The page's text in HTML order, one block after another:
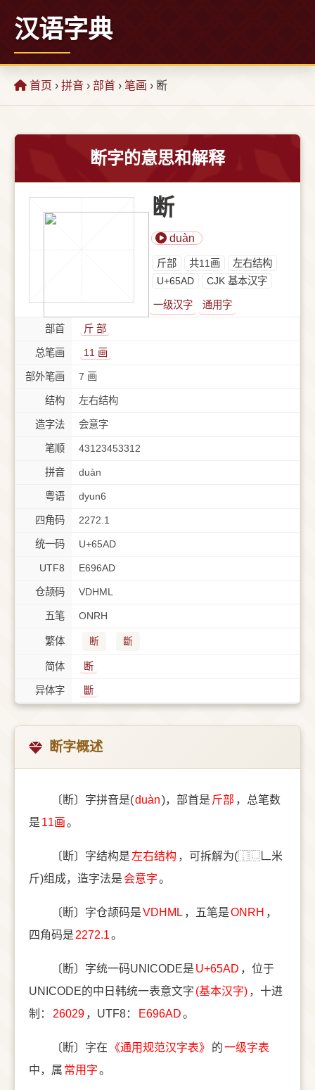
汉语字典
首页 › 拼音 › 部首 › 笔画 › 断
断字的意思和解释
断
duàn
⽄部 共11画
左右结构
U+65AD
CJK 基本汉字
一级汉字 通用字
部首 ⽄ 部
总笔画 11 画
部外笔画 7 画
结构 左右结构
造字法 会意字
笔顺 43123453312
拼音 duàn
粤语 dyun6
四角码 2272.1
统一码 U+65AD
UTF8 E696AD
仓颉码 VDHML
五笔 ONRH
繁体 断 斷
简体 断
异体字 斷
断字概述
〔断〕字拼音是(duàn)，部首是 ⽄部 ，总笔数
是 11画。
〔断〕字结构是 左右结构 ，可拆解为(⿰⿺𠃊米
斤)组成，造字法是 会意字。
〔断〕字仓颉码是VDHML ，五笔是ONRH ，
四角码是 2272.1。
〔断〕字统一码UNICODE是 U+65AD ，位于
UNICODE的中日韩统一表意文字 (基本汉字) ，十进
制：
26029 ，UTF8： E696AD。
〔断〕字在 《通用规范汉字表》 的一级字表
中，属 常用字。